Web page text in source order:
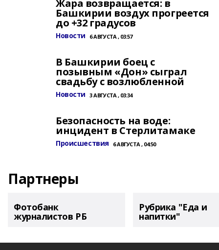
Жара возвращается: в
Башкирии воздух прогреется
до +32 градусов
Новости 6 АВГУСТА , 03:57
В Башкирии боец с
позывным «Дон» сыграл
свадьбу с возлюбленной
Новости 3 АВГУСТА , 03:34
Безопасность на воде:
инцидент в Стерлитамаке
Происшествия 6 АВГУСТА , 04:50
Партнеры
Фотобанк
журналистов РБ
Рубрика "Еда и
напитки"